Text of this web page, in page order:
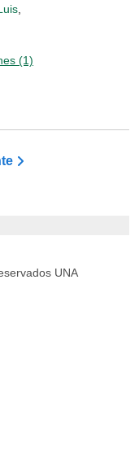
(1)
UNA